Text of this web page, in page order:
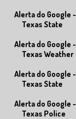
Alerta do Google -
Texas State
Alerta do Google -
Texas Weather
Alerta do Google -
Texas State
Alerta do Google -
Texas Police